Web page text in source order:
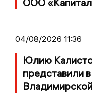
04/08/2026 11:36
Юлию
представили